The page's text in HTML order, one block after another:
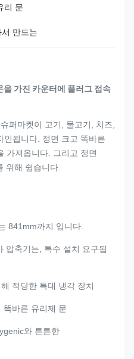
리 문
만드는
가진 카운터에 플러그 접속
퍼마켓이 고기, 물고기, 치즈,
인됩니다. 정면 크고 똑바른
가져옵니다. 그리고 정면
위해 쉽습니다.
841mm까지 입니다.
압축기는, 특수 설치 요구됩
적당한 특대 냉각 장치
똑바른 유리제 문
와 튼튼한